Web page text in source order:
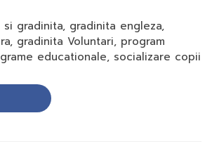
si gradinita, gradinita engleza,
, gradinita Voluntari, program
educationale, socializare copii